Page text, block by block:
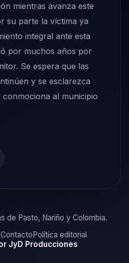
mientras avanza este
su parte la víctima ya
integral ante esta
por muchos años por
Se espera que las
y se esclarezca
al municipio
de Pasto, Nariño y Colombia.
ContactoPolítica editorial
JyD Producciones